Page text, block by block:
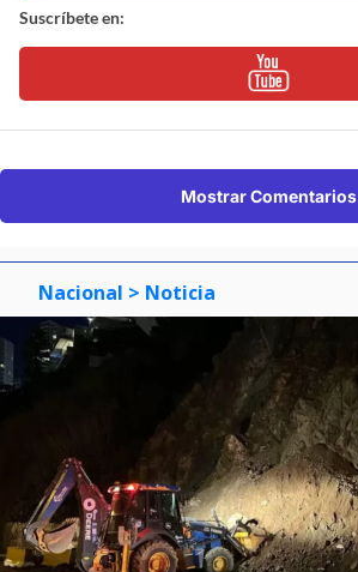
Suscríbete en:
Mostrar Comentarios
Nacional > Noticia